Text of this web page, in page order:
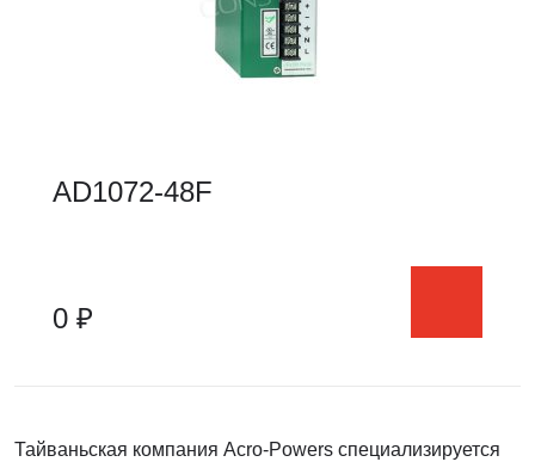
AD1072-48F
0 ₽
Тайваньская компания Acro-Powers специализируется